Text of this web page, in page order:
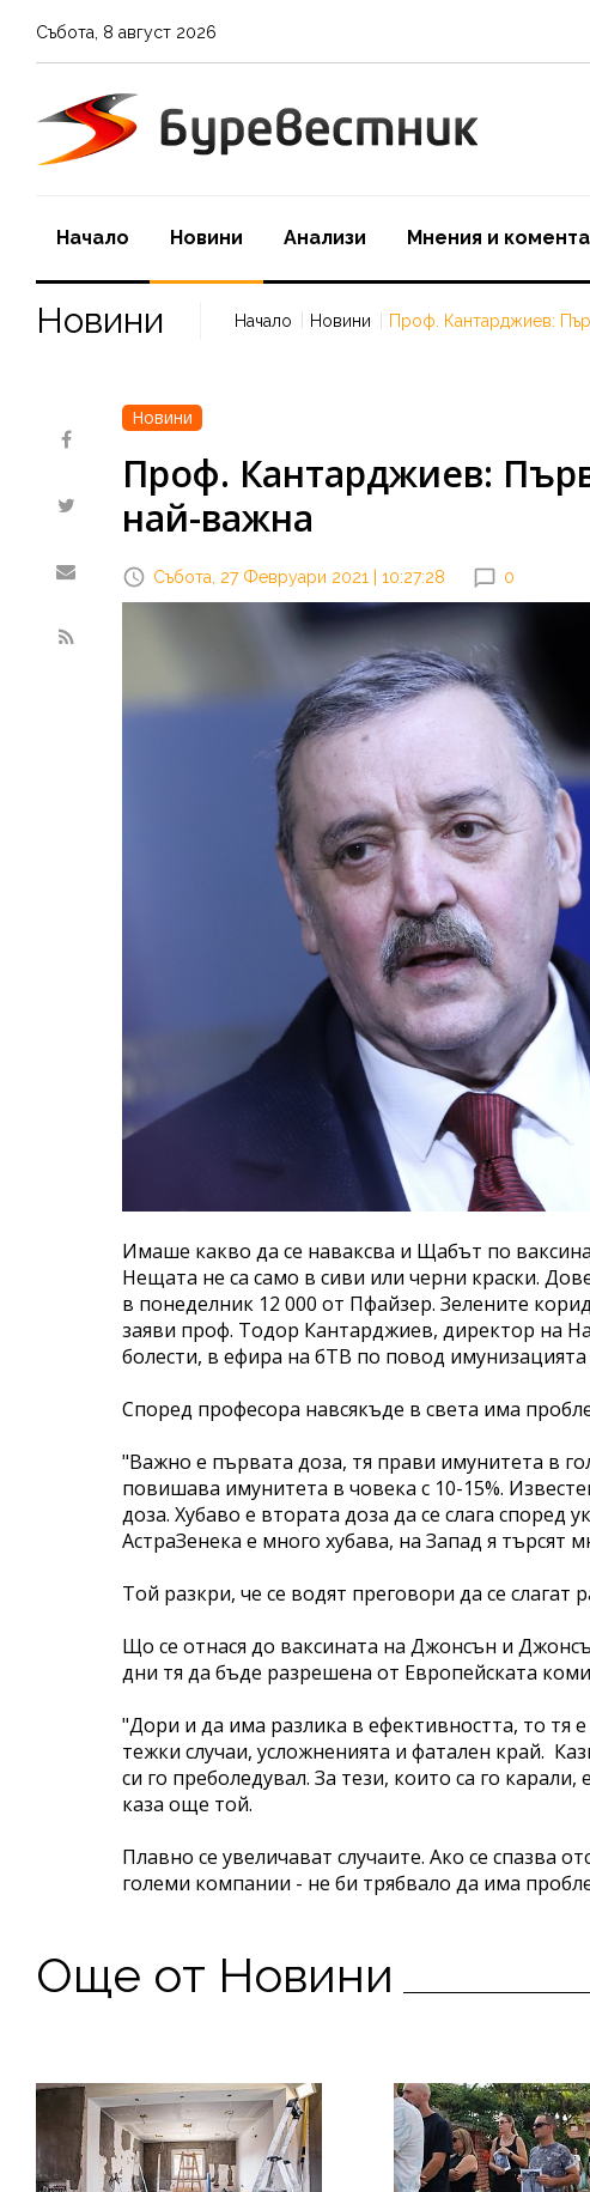
Събота 8 август 2026
Начало Новини Aнализи Мнения и
Новини Начало Новини Проф. Кантарджиев:
Новини
Проф. Кантарджиев:
най-важна
Събота, 27 Февруари 2021 | 10:27:28 0
Имаше какво да се наваксва и Щабът по
Нещата не са само в сиви или черни краски.
в понеделник 12 000 от Пфайзер. Зелените
заяви проф. Тодор Кантарджиев, директор на
болести, в ефира на бТВ по повод имунизацията
Според професора навсякъде в света има
"Важно е първата доза, тя прави имунитета в
повишава имунитета в човека с 10-15%.
доза. Хубаво е втората доза да се слага според
АстраЗенека е много хубава, на Запад я търсят
Той разкри, че се водят преговори да се
Що се отнася до ваксината на Джонсън и
дни тя да бъде разрешена от Европейската
"Дори и да има разлика в ефективността, то тя
тежки случаи, усложненията и фатален край.
си го преболедувал. За тези, които са го
каза още той.
Плавно се увеличават случаите. Ако се спазва
големи компании - не би трябвало да има
Още от Новини